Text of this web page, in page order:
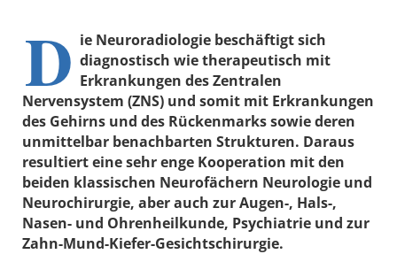
D ie Neuroradiologie beschäftigt sich
diagnostisch wie therapeutisch mit
Erkrankungen des Zentralen
Nervensystem (ZNS) und somit mit Erkrankungen
des Gehirns und des Rückenmarks sowie deren
unmittelbar benachbarten Strukturen. Daraus
resultiert eine sehr enge Kooperation mit den
beiden klassischen Neurofächern Neurologie und
Neurochirurgie, aber auch zur Augen-, Hals-,
Nasen- und Ohrenheilkunde, Psychiatrie und zur
Zahn-Mund-Kiefer-Gesichtschirurgie.